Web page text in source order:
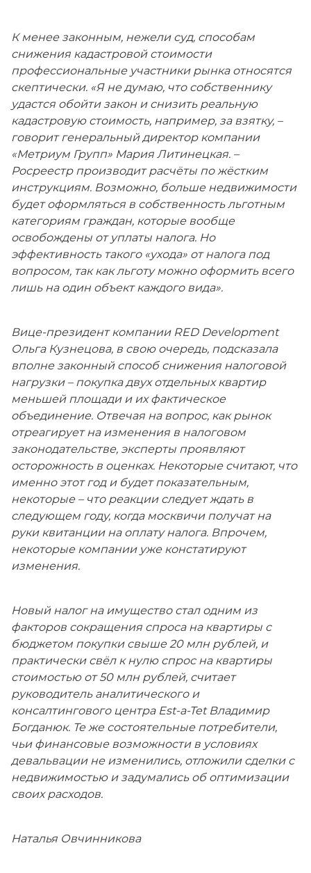
К менее законным, нежели суд, способам
снижения кадастровой стоимости
профессиональные участники рынка относятся
скептически. «Я не думаю, что собственнику
удастся обойти закон и снизить реальную
кадастровую стоимость, например, за взятку, –
говорит генеральный директор компании
«Метриум Групп» Мария Литинецкая. –
Росреестр производит расчёты по жёстким
инструкциям. Возможно, больше недвижимости
будет оформляться в собственность льготным
категориям граждан, которые вообще
освобождены от уплаты налога. Но
эффективность такого «ухода» от налога под
вопросом, так как льготу можно оформить всего
лишь на один объект каждого вида».
Вице-президент компании RED Development
Ольга Кузнецова, в свою очередь, подсказала
вполне законный способ снижения налоговой
нагрузки – покупка двух отдельных квартир
меньшей площади и их фактическое
объединение. Отвечая на вопрос, как рынок
отреагирует на изменения в налоговом
законодательстве, эксперты проявляют
осторожность в оценках. Некоторые считают, что
именно этот год и будет показательным,
некоторые – что реакции следует ждать в
следующем году, когда москвичи получат на
руки квитанции на оплату налога. Впрочем,
некоторые компании уже констатируют
изменения.
Новый налог на имущество стал одним из
факторов сокращения спроса на квартиры с
бюджетом покупки свыше 20 млн рублей, и
практически свёл к нулю спрос на квартиры
стоимостью от 50 млн рублей, считает
руководитель аналитического и
консалтингового центра Est-a-Tet Владимир
Богданюк. Те же состоятельные потребители,
чьи финансовые возможности в условиях
девальвации не изменились, отложили сделки с
недвижимостью и задумались об оптимизации
своих расходов.
Наталья Овчинникова